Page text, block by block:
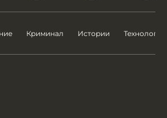
Криминал Истории Технологии